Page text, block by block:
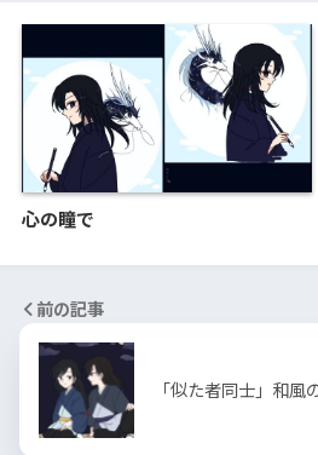
心の瞳で
前の記事
「似た者同士」和風